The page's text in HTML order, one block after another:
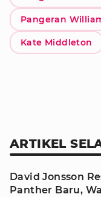
Pangeran
Kate Middleton
ARTIKEL
David Jonsson
Panther Baru,